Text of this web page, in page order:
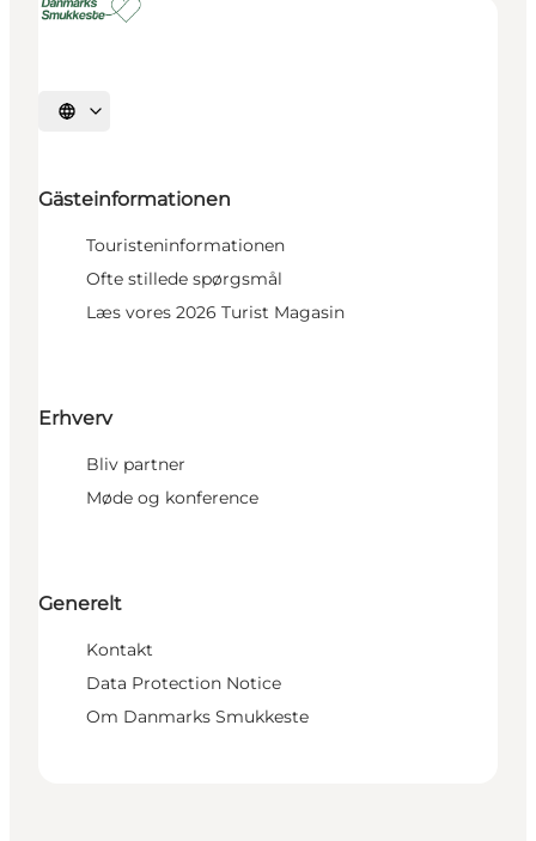
Sprache auswählen
Gästeinformationen
Touristeninformationen
Ofte stillede spørgsmål
Læs vores 2026 Turist Magasin
Erhverv
Bliv partner
Møde og konference
Generelt
Kontakt
Data Protection Notice
Om Danmarks Smukkeste